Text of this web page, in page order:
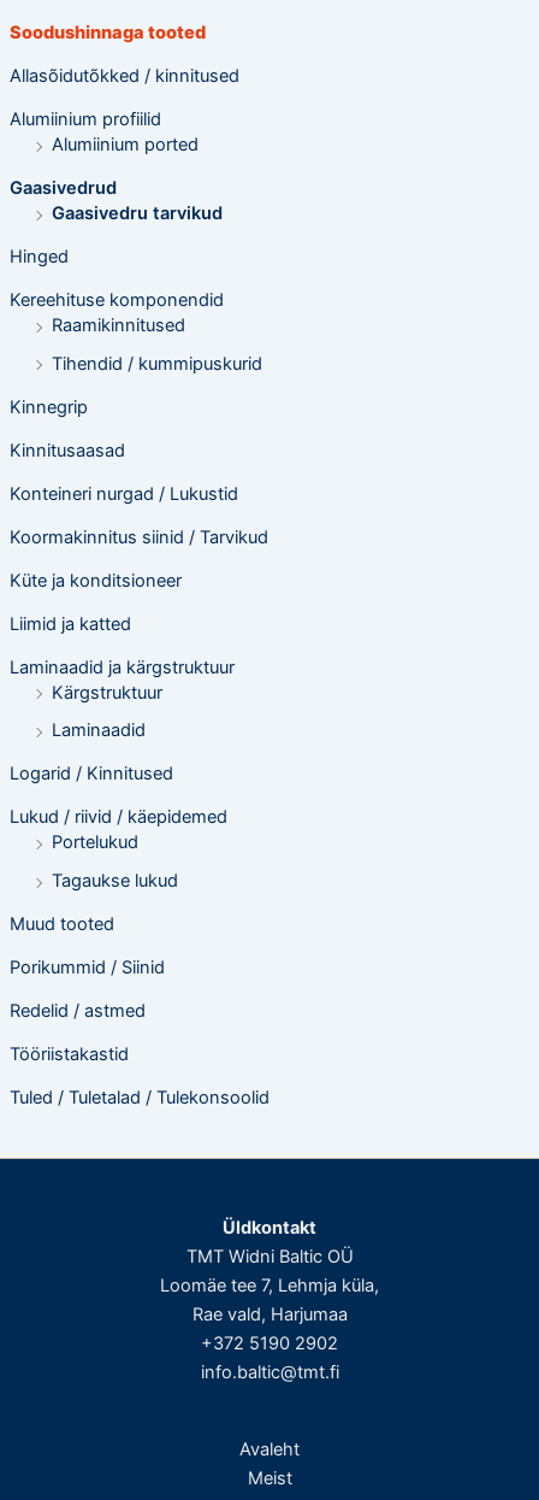
t
o
t
s
i
n
g
Soodushinnaga tooted
Allasõidutõkked / kinnitused
Alumiinium profiilid
Alumiinium ported
Gaasivedrud
Gaasivedru tarvikud
Hinged
Kereehituse komponendid
Raamikinnitused
Tihendid / kummipuskurid
Kinnegrip
Kinnitusaasad
Konteineri nurgad / Lukustid
Koormakinnitus siinid / Tarvikud
Küte ja konditsioneer
Liimid ja katted
Laminaadid ja kärgstruktuur
Kärgstruktuur
Laminaadid
Logarid / Kinnitused
Lukud / riivid / käepidemed
Portelukud
Tagaukse lukud
Muud tooted
Porikummid / Siinid
Redelid / astmed
Tööriistakastid
Tuled / Tuletalad / Tulekonsoolid
Üldkontakt
TMT Widni Baltic OÜ
Loomäe tee 7, Lehmja küla,
Rae vald, Harjumaa
+372 5190 2902
info.baltic@tmt.fi
Avaleht
Meist